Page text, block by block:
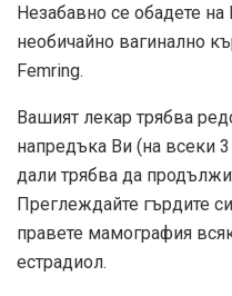
Незабавно се обадете
необичайно вагинално
Femring.
Вашият лекар трябва
напредъка Ви (на всеки
дали трябва да
Преглеждайте гърдите
правете мамография
естрадиол.